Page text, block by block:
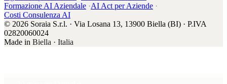
Formazione AI Aziendale ·AI Act per Aziende ·
Costi Consulenza AI
© 2026 Soraia S.r.l. · Via Losana 13, 13900 Biella (BI) · P.IVA
02820060024
Made in Biella · Italia